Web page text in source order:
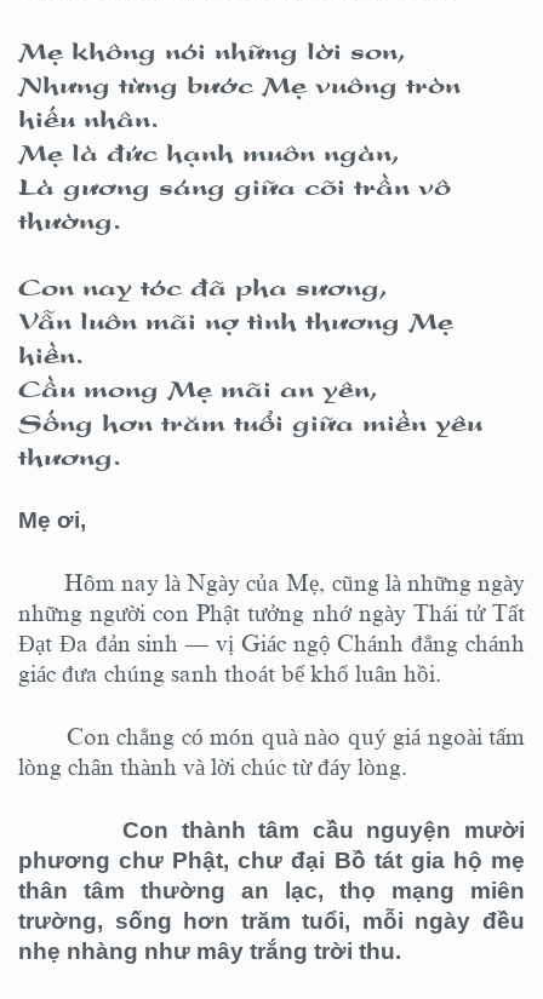
Mẹ không nói những lời son,
Nhưng từng bước Mẹ vuông tròn
hiếu nhân.
Mẹ là đức hạnh muôn ngàn,
Là gương sáng giữa cõi trần vô
thường.
Con nay tóc đã pha sương,
Vẫn luôn mãi nợ tình thương Mẹ
hiền.
Cầu mong Mẹ mãi an yên,
Sống hơn trăm tuổi giữa miền yêu
thương.
Mẹ ơi,
Hôm nay là Ngày của Mẹ, cũng là những ngày
những người con Phật tưởng nhớ ngày Thái tử Tất
Đạt Đa đản sinh — vị Giác ngộ Chánh đẳng chánh
giác đưa chúng sanh thoát bể khổ luân hồi.
Con chẳng có món quà nào quý giá ngoài tấm
lòng chân thành và lời chúc từ đáy lòng.
Con thành tâm cầu nguyện mười
phương chư Phật, chư đại Bồ tát gia hộ mẹ
thân tâm thường an lạc, thọ mạng miên
trường, sống hơn trăm tuổi, mỗi ngày đều
nhẹ nhàng như mây trắng trời thu.